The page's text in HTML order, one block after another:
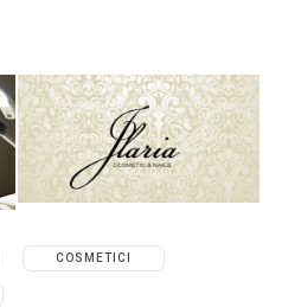
COSMETICI